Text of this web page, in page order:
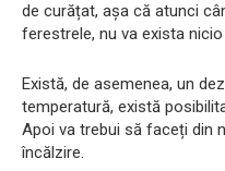
de curățat, așa că atunci
ferestrele, nu va exista
Există, de asemenea, un
temperatură, există
Apoi va trebui să faceți din
încălzire.